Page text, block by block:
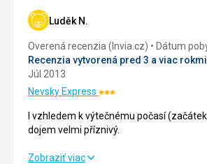
CenaLuděk N.
Overená recenzia (Invia.cz)
Dátum
Recenzia vytvorená pred 3 a viac rokmi
Júl 2013
Nevsky ExpressHodnotenie:
3/5
I vzhledem k výtečnému počasí
dojem velmi příznivý.
I vzhledem k výtečnému počasí (začátek
Zobraziť viac